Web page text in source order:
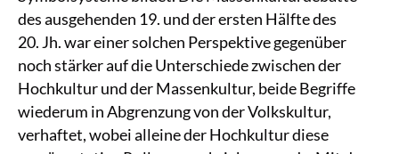
des ausgehenden 19. und der ersten Hälfte des
20. Jh. war einer solchen Perspektive gegenüber
noch stärker auf die Unterschiede zwischen der
Hochkultur und der Massenkultur, beide Begriffe
wiederum in Abgrenzung von der Volkskultur,
verhaftet, wobei alleine der Hochkultur diese